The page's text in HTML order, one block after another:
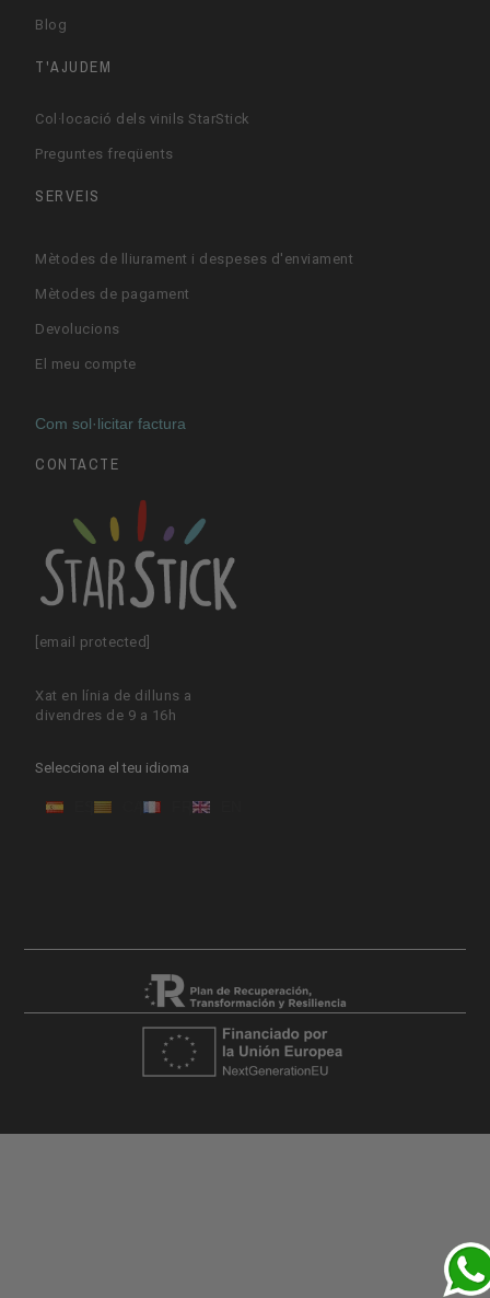
Blog
T'AJUDEM
Col·locació dels vinils StarStick
Preguntes freqüents
SERVEIS
Mètodes de lliurament i despeses d'enviament
Mètodes de pagament
Devolucions
El meu compte
Com sol·licitar factura
CONTACTE
[email protected]
Xat en línia de dilluns a
divendres de 9 a 16h
Selecciona el teu idioma
ES CA FR